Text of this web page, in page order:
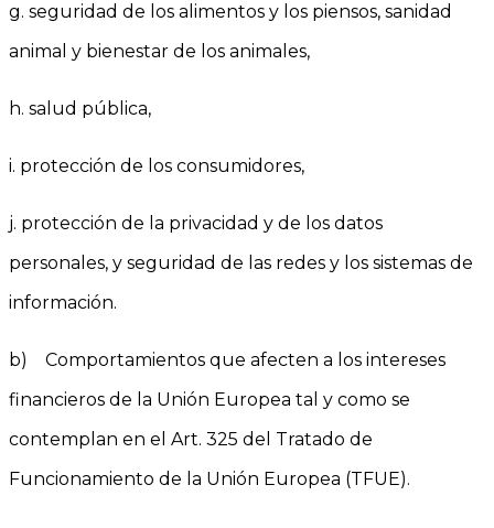
g. seguridad de los alimentos y los piensos, sanidad
animal y bienestar de los animales,
h. salud pública,
i. protección de los consumidores,
j. protección de la privacidad y de los datos
personales, y seguridad de las redes y los sistemas de
información.
b) Comportamientos que afecten a los intereses
financieros de la Unión Europea tal y como se
contemplan en el Art. 325 del Tratado de
Funcionamiento de la Unión Europea (TFUE).